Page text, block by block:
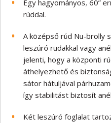
Egy hagyományos, 60”
rúddal.
A középső rúd Nu-brolly
leszúró rudakkal vagy
jelenti, hogy a központi
áthelyezhető és
sátor hátuljával
így stabilitást biztosít
Két leszúró foglalat